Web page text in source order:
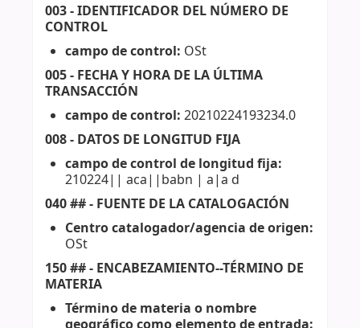
003 - IDENTIFICADOR DEL NÚMERO DE
CONTROL
campo de control: OSt
005 - FECHA Y HORA DE LA ÚLTIMA
TRANSACCIÓN
campo de control: 20210224193234.0
008 - DATOS DE LONGITUD FIJA
campo de control de longitud fija:
210224|| aca||babn | a|a d
040 ## - FUENTE DE LA CATALOGACIÓN
Centro catalogador/agencia de origen:
OSt
150 ## - ENCABEZAMIENTO--TÉRMINO DE
MATERIA
Término de materia o nombre